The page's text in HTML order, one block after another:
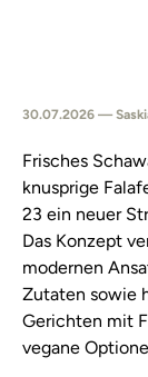
30.07.2026 —
Frisches
knusprige
23 ein neuer
Das Konzept
modernen
Zutaten sowie
Gerichten mit
vegane